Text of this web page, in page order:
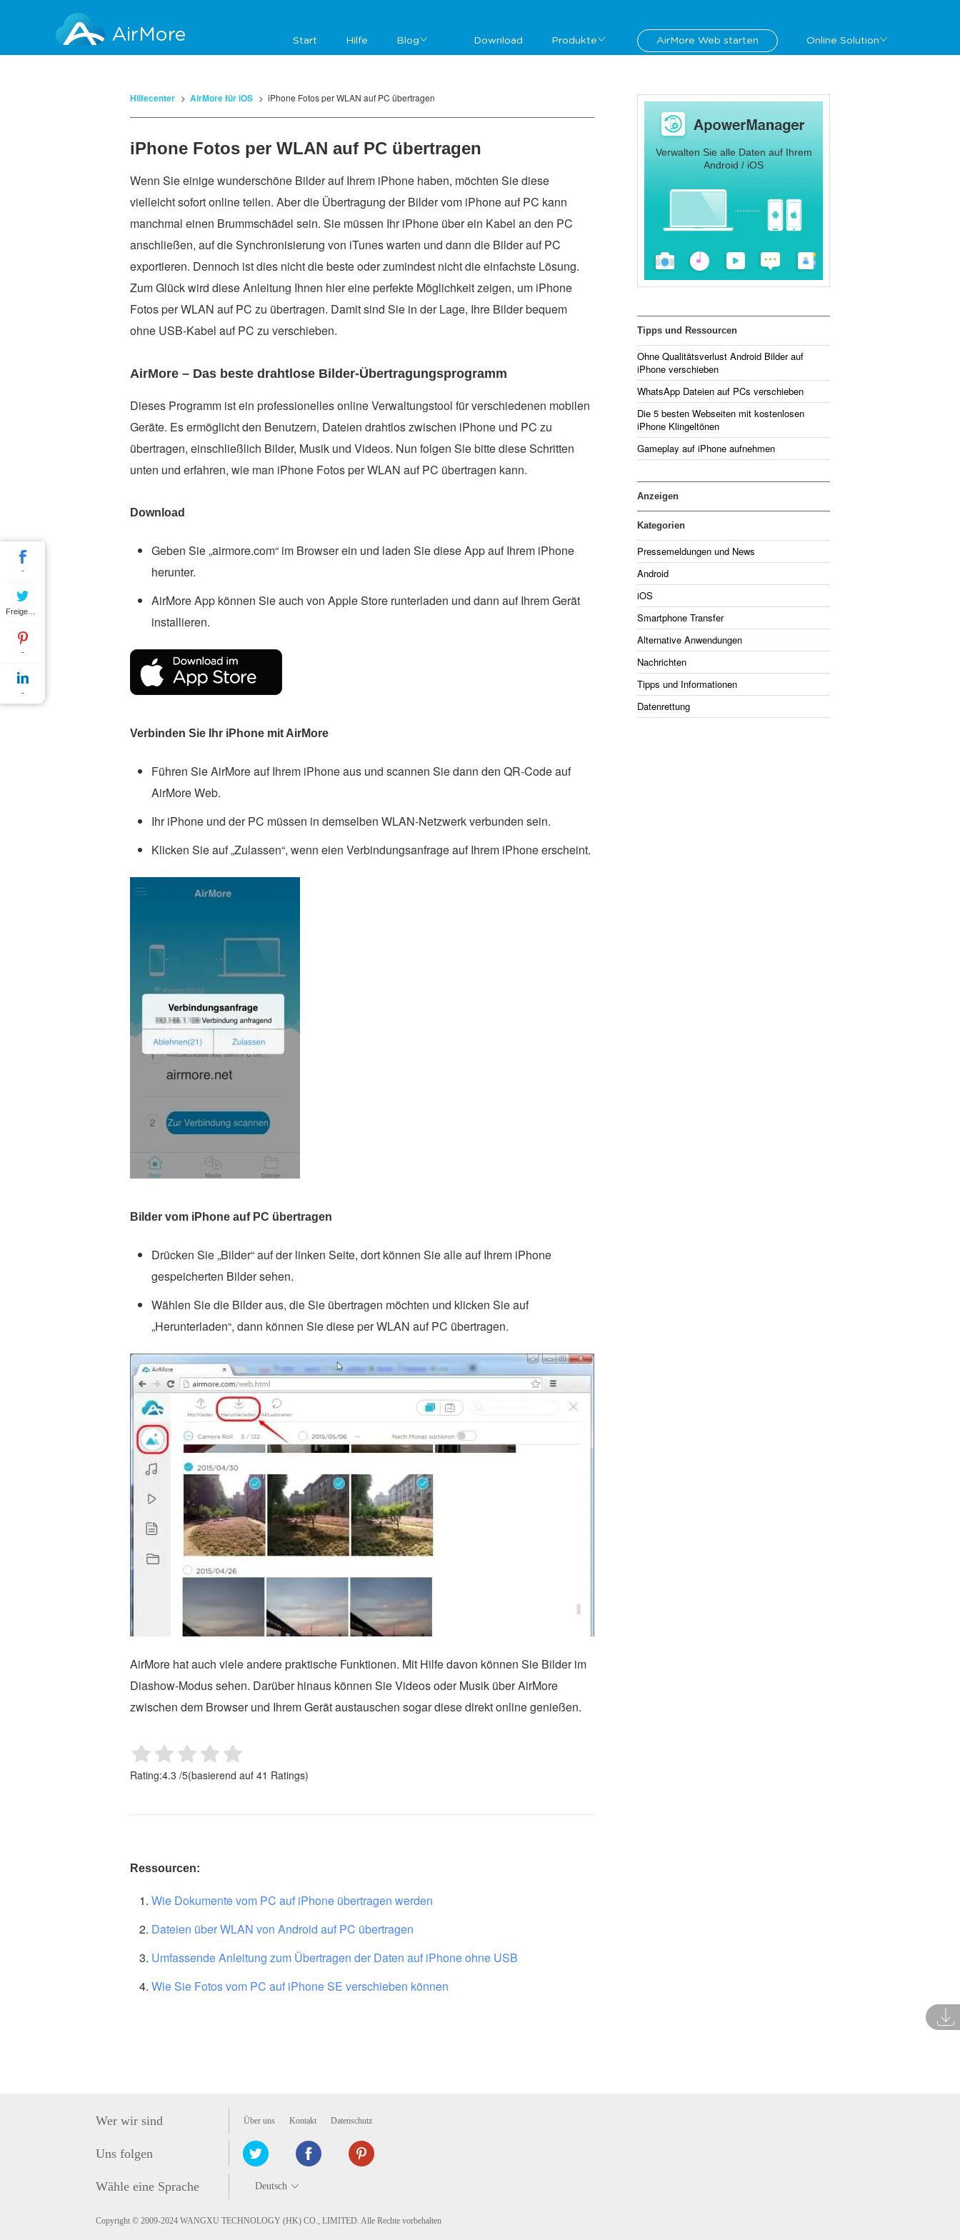
AirMore Start Hilfe Blog Download Produkte AirMore Web starten Online Solution
Hilfecenter AirMore für iOS iPhone Fotos per WLAN auf PC übertragen
iPhone Fotos per WLAN auf PC übertragen
Wenn Sie einige wunderschöne Bilder auf Ihrem iPhone haben, möchten Sie diese
vielleicht sofort online teilen. Aber die Übertragung der Bilder vom iPhone auf PC kann
manchmal einen Brummschädel sein. Sie müssen Ihr iPhone über ein Kabel an den PC
anschließen, auf die Synchronisierung von iTunes warten und dann die Bilder auf PC
exportieren. Dennoch ist dies nicht die beste oder zumindest nicht die einfachste Lösung.
Zum Glück wird diese Anleitung Ihnen hier eine perfekte Möglichkeit zeigen, um iPhone
Fotos per WLAN auf PC zu übertragen. Damit sind Sie in der Lage, Ihre Bilder bequem
ohne USB-Kabel auf PC zu verschieben.
AirMore – Das beste drahtlose Bilder-Übertragungsprogramm
Dieses Programm ist ein professionelles online Verwaltungstool für verschiedenen mobilen
Geräte. Es ermöglicht den Benutzern, Dateien drahtlos zwischen iPhone und PC zu
übertragen, einschließlich Bilder, Musik und Videos. Nun folgen Sie bitte diese Schritten
unten und erfahren, wie man iPhone Fotos per WLAN auf PC übertragen kann.
Download
Geben Sie „airmore.com“ im Browser ein und laden Sie diese App auf Ihrem iPhone
herunter.
AirMore App können Sie auch von Apple Store runterladen und dann auf Ihrem Gerät
installieren.
Verbinden Sie Ihr iPhone mit AirMore
Führen Sie AirMore auf Ihrem iPhone aus und scannen Sie dann den QR-Code auf
AirMore Web.
Ihr iPhone und der PC müssen in demselben WLAN-Netzwerk verbunden sein.
Klicken Sie auf „Zulassen“, wenn eien Verbindungsanfrage auf Ihrem iPhone erscheint.
Bilder vom iPhone auf PC übertragen
Drücken Sie „Bilder“ auf der linken Seite, dort können Sie alle auf Ihrem iPhone
gespeicherten Bilder sehen.
Wählen Sie die Bilder aus, die Sie übertragen möchten und klicken Sie auf
„Herunterladen“, dann können Sie diese per WLAN auf PC übertragen.
AirMore hat auch viele andere praktische Funktionen. Mit Hilfe davon können Sie Bilder im
Diashow-Modus sehen. Darüber hinaus können Sie Videos oder Musik über AirMore
zwischen dem Browser und Ihrem Gerät austauschen sogar diese direkt online genießen.
Rating:4.3 /5(basierend auf 41 Ratings)
Ressourcen:
Wie Dokumente vom PC auf iPhone übertragen werden
Dateien über WLAN von Android auf PC übertragen
Umfassende Anleitung zum Übertragen der Daten auf iPhone ohne USB
Wie Sie Fotos vom PC auf iPhone SE verschieben können
Verwalten Sie alle Daten auf Ihrem
Android / iOS
Tipps und Ressourcen
Ohne Qualitätsverlust Android Bilder auf
iPhone verschieben
WhatsApp Dateien auf PCs verschieben
Die 5 besten Webseiten mit kostenlosen
iPhone Klingeltönen
Gameplay auf iPhone aufnehmen
Anzeigen
Kategorien
Pressemeldungen und News
Android
iOS
Smartphone Transfer
Alternative Anwendungen
Nachrichten
Tipps und Informationen
Datenrettung
Wer wir sind Über uns Kontakt Datenschutz
Uns folgen
Wähle eine Sprache
Copyright © 2009-2024 WANGXU TECHNOLOGY (HK) CO., LIMITED. Alle Rechte vorbehalten
-
-
-